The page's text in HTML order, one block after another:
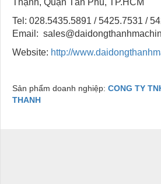
Thạnh, Quận Tân Phú, TP.HCM
Tel: 028.5435.5891 / 5425.7531 /
Email:
Website: http://
Sản phẩm doanh nghiệp: CONG TY
THANH